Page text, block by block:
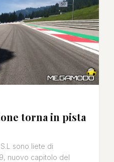
torna in pista
sono liete di
nuovo capitolo del